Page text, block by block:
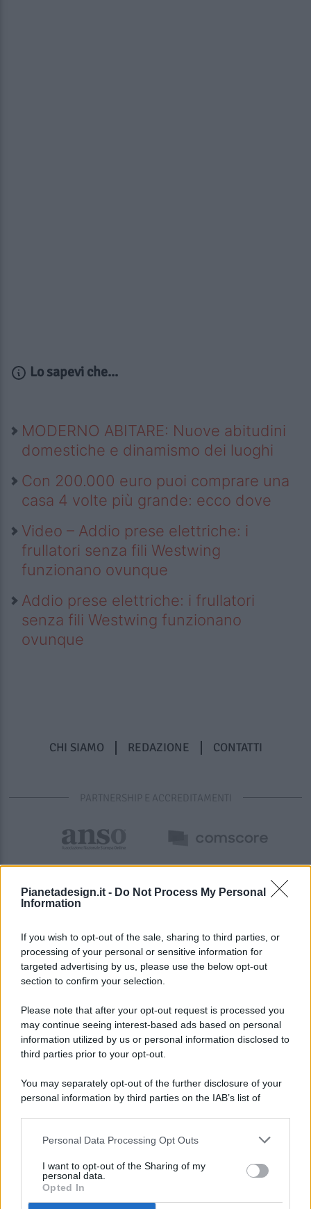
Pianetadesign.it - Do Not Process My Personal
Information
If you wish to opt-out of the sale, sharing to third parties, or
processing of your personal or sensitive information for
targeted advertising by us, please use the below opt-out
section to confirm your selection.
Please note that after your opt-out request is processed you
may continue seeing interest-based ads based on personal
information utilized by us or personal information disclosed to
third parties prior to your opt-out.
You may separately opt-out of the further disclosure of your
personal information by third parties on the IAB’s list of
This information may also be disclosed by us to third parties
disclose it to other third parties.
Personal Data Processing Opt Outs
I want to opt-out of the Sharing of my
personal data.
Opted In
Lo sapevi che...
MODERNO ABITARE: Nuove abitudini
domestiche e dinamismo dei luoghi
Con 200.000 euro puoi comprare una
casa 4 volte più grande: ecco dove
Video – Addio prese elettriche: i
frullatori senza fili Westwing
funzionano ovunque
Addio prese elettriche: i frullatori
senza fili Westwing funzionano
ovunque
CHI SIAMO REDAZIONE CONTATTI
PARTNERSHIP E ACCREDITAMENTI
© 2026 - Pianeta Design - P.IVA 04827280654 - Testata
Registrata Al Tribunale Di Nocera Inferiore N. 8/2020 - RG N.
ISCRIZIONE AL ROC N. 35792 – ISCRITTA ALL’ANSO
(ASSOCIAZIONE NAZIONALE STAMPA ONLINE)
PREFERENZE PRIVACY